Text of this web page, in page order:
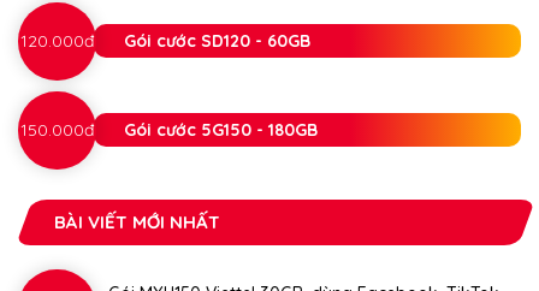
120.000đ Gói cước SD120 - 60GB
150.000đ Gói cước 5G150 - 180GB
BÀI VIẾT MỚI NHẤT